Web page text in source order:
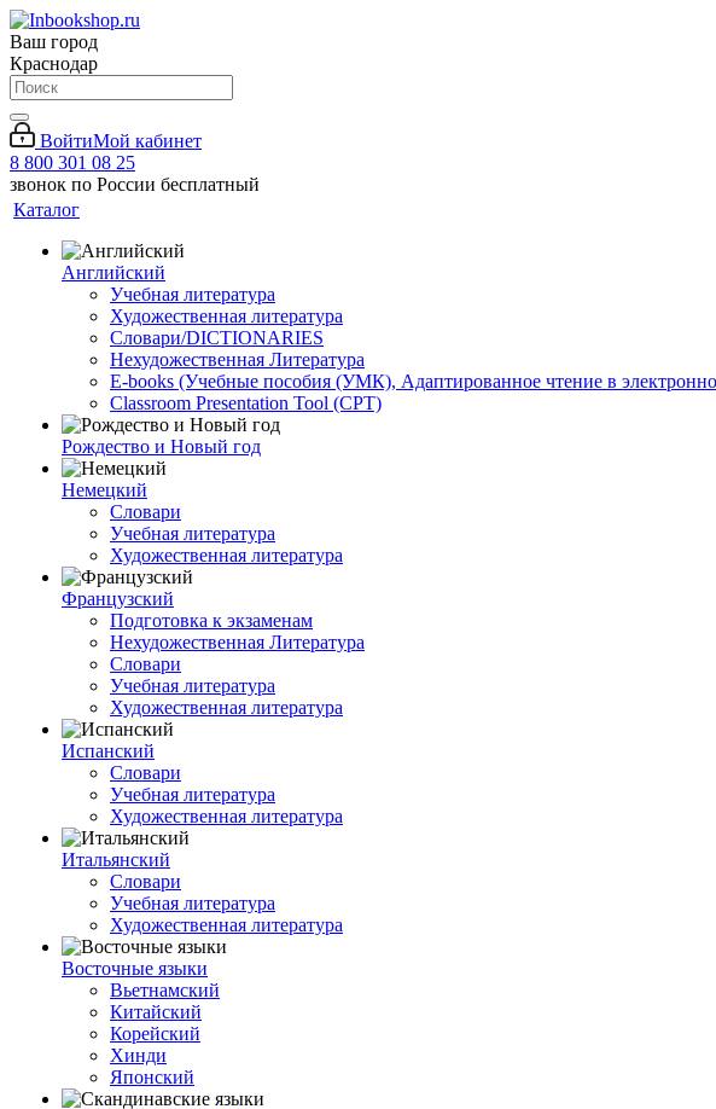
Ваш город
Краснодар
ВойтиМой кабинет
8 800 301 08 25
звонок по России бесплатный
Каталог
Английский
Учебная литература
Художественная литература
Словари/DICTIONARIES
Нехудожественная Литература
E-books (Учебные пособия (УМК), Адаптированное чтение в
Classroom Presentation Tool (CPT)
Рождество и Новый год
Немецкий
Словари
Учебная литература
Художественная литература
Французский
Подготовка к экзаменам
Нехудожественная Литература
Словари
Учебная литература
Художественная литература
Испанский
Словари
Учебная литература
Художественная литература
Итальянский
Словари
Учебная литература
Художественная литература
Восточные языки
Вьетнамский
Китайский
Корейский
Хинди
Японский